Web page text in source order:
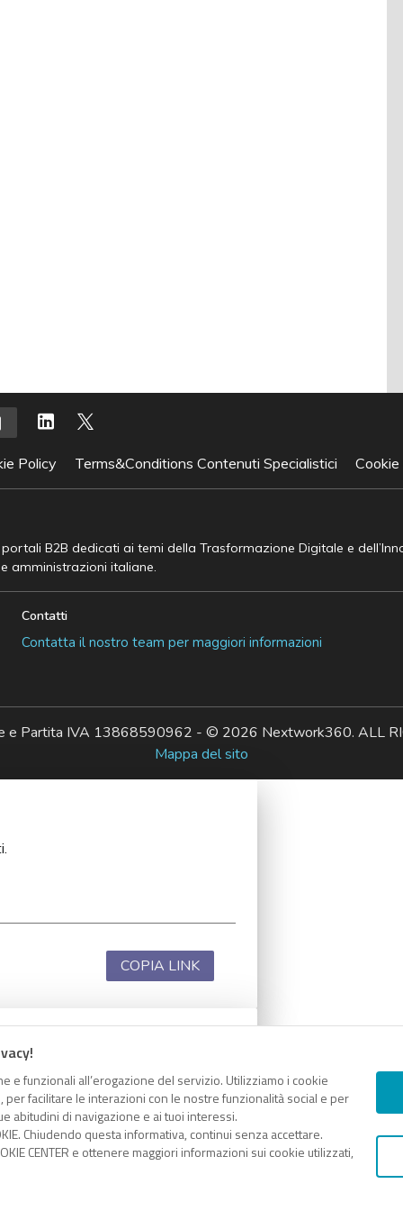
e funzionali all’erogazione del servizio. Utilizziamo i cookie
facilitare le interazioni con le nostre funzionalità social e per
abitudini di navigazione e ai tuoi interessi.
Chiudendo questa informativa, continui senza accettare.
CENTER e ottenere maggiori informazioni sui cookie utilizzati,
Policy Terms&Conditions Contenuti Specialistici
B2B dedicati ai temi della Trasformazione Digitale e
amministrazioni italiane.
Contatti
Contatta il nostro team per maggiori informazioni
e Partita IVA 13868590962 - © 2026 Nextwork360. ALL
Mappa del sito
COPIA LINK